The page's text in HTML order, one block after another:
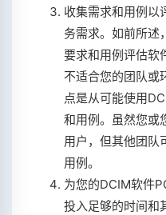
收集需求和用例以
务需求。如前所述
要求和用例评估软
不适合您的团队或
点是从可能使用
和用例。虽然您或
用户，但其他团队
用例。
为您的DCIM软件
投入足够的时间和